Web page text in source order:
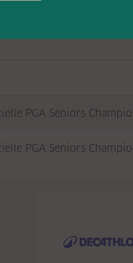
PGA Seniors
PGA Seniors